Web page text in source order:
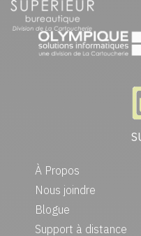
À Propos
Nous joindre
Blogue
Support à distance